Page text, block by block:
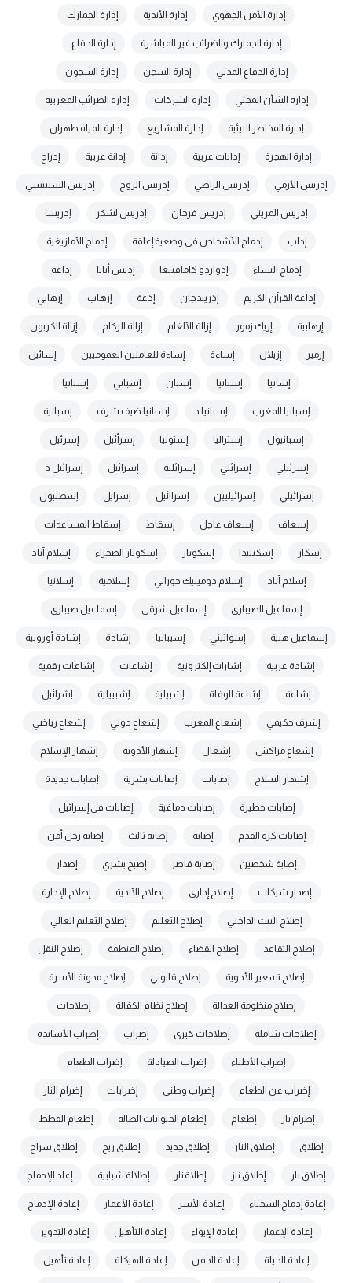
إدارة الأمن الجهوي إدارة الأندية إدارة الجمارك
إدارة الجمارك والضرائب غير المباشرة إدارة الدفاع
إدارة الدفاع المدني إدارة السجن إدارة السجون
إدارة الشأن المحلي إدارة الشركات إدارة الضرائب المغربية
إدارة المخاطر البيئية إدارة المشاريع إدارة المياه طهران
إدارة الهجرة إدانات عربية إدانة إدانة عربية إدراج
إدريس الأزمي إدريس الراضي إدريس الروخ إدريس السنتيسي
إدريس المريني إدريس فرحان إدريس لشكر إدريسا
إدلب إدماج الأشخاص في وضعية إعاقة إدماج الأمازيغية
إدماج النساء إدواردو كامافينغا إديس أبابا إذاعة
إذاعة القرآن الكريم إذريبدجان إذعة إرهاب إرهابي
إرهابية إريك زمور إزالة الألغام إزالة الركام إزالة الكربون
إزمير إزيلال إساءة إساءة للعاملين العموميين إسائيل
إسانيا إسباتيا إسبان إسباني إسبانيا
إسبانيا المغرب إسبانيا د إسبانيا ضيف شرف إسبانية
إسبانيول إستراليا إستونيا إسرأئيل إسرئيل
إسرئيلي إسرائلي إسرائلية إسرائيل إسرائيل د
إسرائيلي إسرائيليين إسراائيل إسرايل إسطنبول
إسعاف إسعاف عاجل إسقاط إسقاط المساعدات
إسكار إسكتلندا إسكوبار إسكوبار الصحراء إسلام آباد
إسلام أباد إسلام دومينيك حوراني إسلامية إسلانيا
إسماعيل الصيباري إسماعيل شرقي إسماعيل صيباري
إسماعيل هنية إسواتيني إسيبانيا إشادة إشادة أوروبية
إشادة عربية إشارات إلكترونية إشاعات إشاعات رقمية
إشاعة إشاعة الوفاة إشبيلية إشبييلية إشرائيل
إشرف حكيمي إشعاع المغرب إشعاع دولي إشعاع رياضي
إشعاع مراكش إشغال إشهار الأدوية إشهار الإسلام
إشهار السلاح إصابات إصابات بشرية إصابات جديدة
إصابات خطيرة إصابات دماغية إصابات في إسرائيل
إصابات كرة القدم إصابة إصابة ثالث إصابة رجل أمن
إصابة شخصين إصابة قاصر إصبح بشري إصدار
إصدار شيكات إصلاح إداري إصلاح الأندية إصلاح الإدارة
إصلاح البيت الداخلي إصلاح التعليم إصلاح التعليم العالي
إصلاح التقاعد إصلاح القضاء إصلاح المنظمة إصلاح النقل
إصلاح تسعير الأدوية إصلاح قانوني إصلاح مدونة الأسرة
إصلاح منظومة العدالة إصلاح نظام الكفالة إصلاحات
إصلاحات شاملة إصلاحات كبرى إضراب إضراب الأساتذة
إضراب الأطباء إضراب الصيادلة إضراب الطعام
إضراب عن الطعام إضراب وطني إضرابات إضرام النار
إضرام نار إطعام إطعام الحيوانات الضالة إطعام القطط
إطلاق إطلاق النار إطلاق جديد إطلاق ريح إطلاق سراح
إطلاق نار إطلاق ناز إطلاقنار إطلالة شبابية إعاد الإدماج
إعادة إدماج السجناء إعادة الأسر إعادة الأعمار إعادة الإدماج
إعادة الإعمار إعادة الإيواء إعادة التأهيل إعادة التدوير
إعادة الحياة إعادة الدفن إعادة الهيكلة إعادة تأهيل